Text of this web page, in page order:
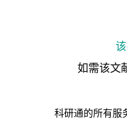
如需该文
科研通的所有服